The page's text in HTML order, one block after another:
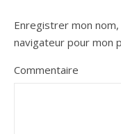
Enregistrer mon
navigateur pour mon
Commentaire